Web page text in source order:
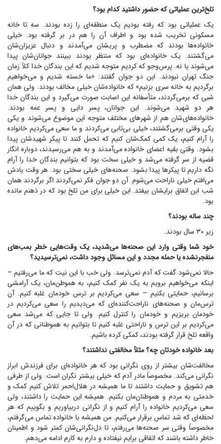
تلخ‌ترین عملیاتی که حضور داشتید کدام بود؟
یک عملیاتی بود که رفته بودیم یک منطقه‌ای را زده بودند. سه تا خانه
مسکونی تخریب شده بود و اطراف آن را هم در بر گرفته بود. خیلی
خانواده‌ها بودند که مضطرب و پریشان می‌آمدند و دنبال عزیزان‌شان
می‌گشتند. یک خانواده‌ای بود که منتظر بودند ببینند جوانان‌شان پیدا
می‌شوند یا نه. پرس‌وجو که کردیم متوجه شدیم که این بندگان خدا کلاً زمان
جنگ تهران نبودند. این دو جوان گفتند: «ما خسته شدیم و می‌خواهیم
برگردیم به خانه سری بزنیم» که خانواده‌شان خیلی مخالف بودند. ولی همان
شبی که برمی‌گردند، متأسفانه این اصابت صورت می‌گیرد و این بندگان خدا
هر دو شهید می‌شوند. این جوانان، پسر دایی و پسر عمه بودند.
خانواده‌های‌شان هم از شهر‌های مختلف متوجه این موضوع می‌شوند و یکی
یکی وقتی برمی‌گشتند، خیلی بی‌تابی می‌کردند و ما سعی می‌کردیم خانواده
را آرام کنیم، یک کمی کمک‌شان کنیم که تحمل کنند تا پیکر شهیدشان پیدا
بشود. وقتی بقیه اعضای خانواده می‌آمدند و به هم می‌رسیدند، دوباره انگار
قضیه از سر گرفته می‌شد و خیلی سخت بود که بتوانیم بندگان خدا را آرام
نگه داریم تا پیکر‌ها پیدا بشود. صحنه‌های خیلی سختی بود. هر وقت یادش
می‌افتم خیلی ناراحت می‌شوم. آن دو جوان فکر نمی‌کردند اگر برگردند همان
شب این اتفاق برایشان بیفتد. این خیلی برای من تلخ بود که در ذهنم مانده
بود.
چند ساله بودند؟
زیر ۳۰ سال بودند.
خود شما وقتی وارد این صحنه‌ها می‌شدید، یک وقت‌هایی خطر بمب‌های
منفجرنشده یا حمله مجدد و این مسائل وجود داشت، نمی‌ترسیدید؟
حالا نمی‌شود گفت که آدم نمی‌ترسد. ولی خب با این نیت که ما می‌رفتیم –
اینکه می‌خواهیم برویم به یک نفر کمک کنیم، به هموطن‌مان، یک آرامشی
برسانیم، حمایتی بکنیم – سعی می‌کردیم بر ترس خودمان غلبه کنیم. آن
ترس‌مان و صحنه‌های ناراحت‌کننده‌ای که می‌دیدیم را سعی می‌کردیم در
خودمان بریزیم و خودمان را کنترل کنیم. ولی تا جایی که می‌شد سعی
می‌کردیم بر این ترس و ناراحتی غلبه کنیم تا بتوانیم به هموطنانی که در آن
واقعه تلخ قرار گرفته بودند، کمکی کرده باشیم.
بعد خانواده خودتان چه؟ مثلاً مخالفتی نداشتند؟
مخالفت‌شان بیشتر از روی نگرانی بود که هر خانواده‌ای برای فرزندش ابراز
نگرانی می‌کند. مخصوصاً مادر آدم که خیلی بیشتر نگران است. ولی از طرفی
هم تشویق و حمایت داشتند تا ما همیشه در هلال‌احمر تلاش کنیم کمک و
خدمتی به مردم و هموطنان‌مان بکنیم. همیشه این حمایت را داشتند، ولی
سعی می‌کردیم خانواده را آرام کنیم و از نگرانی دربیاوریم و بگوییم که هر
لحظه‌ای که شد تماس برقرار می‌کنیم. من همیشه با خانواده تماس می‌گرفتم،
مخصوصاً وقتی سر صحنه‌ها می‌رفتم، تا دل‌نگرانی‌شان کمتر شود و اطمینان
خاطر داشته باشند که اتفاقی برایم نیفتاده و دارم به کارم ادامه می‌دهم.